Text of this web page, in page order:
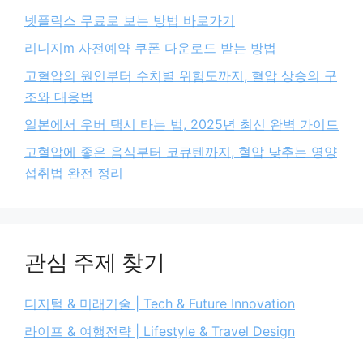
넷플릭스 무료로 보는 방법 바로가기
리니지m 사전예약 쿠폰 다운로드 받는 방법
고혈압의 원인부터 수치별 위험도까지, 혈압 상승의 구
조와 대응법
일본에서 우버 택시 타는 법, 2025년 최신 완벽 가이드
고혈압에 좋은 음식부터 코큐텐까지, 혈압 낮추는 영양
섭취법 완전 정리
관심 주제 찾기
디지털 & 미래기술 | Tech & Future Innovation
라이프 & 여행전략 | Lifestyle & Travel Design